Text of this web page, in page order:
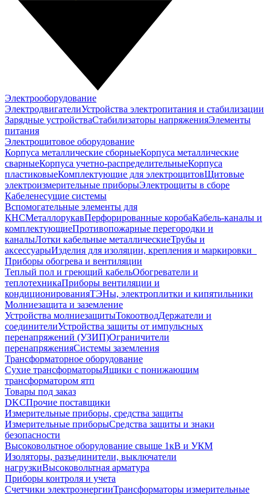
Электрооборудование
ЭлектродвигателиУстройства электропитания и стабилизации
Зарядные устройстваСтабилизаторы напряженияЭлементы
питания
Электрощитовое оборудование
Корпуса металлические сборныеКорпуса металлические
сварныеКорпуса учетно-распределительныеКорпуса
пластиковыеКомплектующие для электрощитовЩитовые
электроизмерительные приборыЭлектрощиты в сборе
Кабеленесущие системы
Вспомогательные элементы для
КНСМеталлорукавПерфорированные коробаКабель-каналы и
комплектующиеПротивопожарные перегородки и
каналыЛотки кабельные металлическиеТрубы и
аксессуарыИзделия для изоляции, крепления и маркировки
Приборы обогрева и вентиляции
Теплый пол и греющий кабельОбогреватели и
теплотехникаПриборы вентиляции и
кондиционированияТЭНы, электроплитки и кипятильники
Молниезащита и заземление
Устройства молниезащитыТокоотводДержатели и
соединителиУстройства защиты от импульсных
перенапряжений (УЗИП)Ограничители
перенапряженияСистемы заземления
Трансформаторное оборудование
Сухие трансформаторыЯщики с понижающим
трансформатором ятп
Товары под заказ
DKCПрочие поставщики
Измерительные приборы, средства защиты
Измерительные приборыСредства защиты и знаки
безопасности
Высоковольтное оборудование свыше 1кВ и УКМ
Изоляторы, разъединители, выключатели
нагрузкиВысоковольтная арматура
Приборы контроля и учета
Счетчики электроэнергииТрансформаторы измерительные